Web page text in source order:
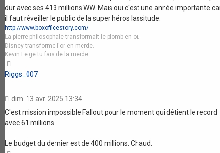
dur avec ses 413 millions WW. Mais oui c'est une année importante
il faut réveiller le public de la super héros lassitude.
http://www.boxofficestory.com/
La pierre philosophale transformait le plomb en or.
Disney transforme l'or en merde.
Kevin Feige tu fais de la merde.
Riggs_007
dim. 13 avr. 2025 13:34
C'est mission impossible Fallout pour le moment qui détient le record
avec 61 millions.
Le budget du dernier est de 400 millions. Chaud.